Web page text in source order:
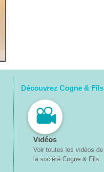
Découvrez Cogne & Fils
Vidéos
Voir toutes les vidéos de
la société Cogne & Fils